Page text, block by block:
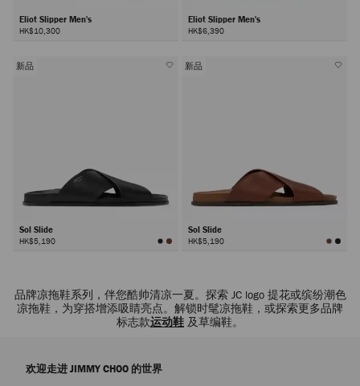
Eliot Slipper Men's
HK$10,300
Eliot Slipper Men's
HK$6,390
新品
Sol Slide
HK$5,190
新品
Sol Slide
HK$5,190
品牌凉拖鞋系列，伴您酷帅清凉一夏。探索 JC logo 提花或缤纷潮色
凉拖鞋，为穿搭增添吸睛亮点。解锁时髦凉拖鞋，或探索更多品牌
标志款运动鞋 及草编鞋。
欢迎走进 JIMMY CHOO 的世界